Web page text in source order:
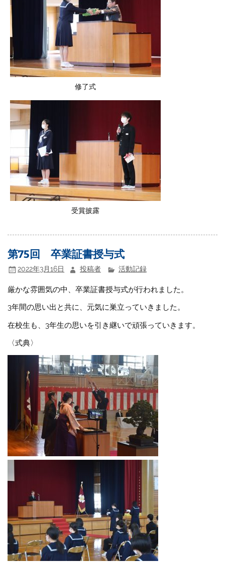
修了式
受賞披露
第75回 卒業証書授与式
2022年3月16日 投稿者 活動記録
厳かな雰囲気の中、卒業証書授与式が行われました。
3年間の思い出と共に、元気に巣立っていきました。
在校生も、3年生の思いを引き継いで頑張っていきます。
〈式典〉